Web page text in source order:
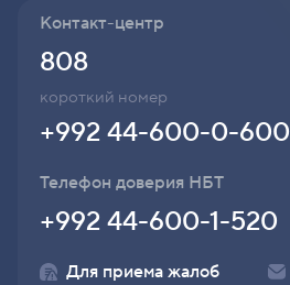
Контакт-центр
короткий номер
808
+992 44-600-0-600
Телефон доверия НБТ
+992 44-600-1-520
Для приема жалоб